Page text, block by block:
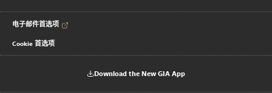
电子邮件首选项
Cookie 首选项
Download the New GIA App